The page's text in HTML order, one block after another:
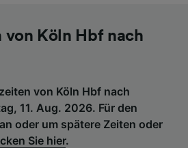
Köln Hbf nach
von Köln Hbf nach
11. Aug. 2026. Für den
oder um spätere Zeiten oder
Sie hier.